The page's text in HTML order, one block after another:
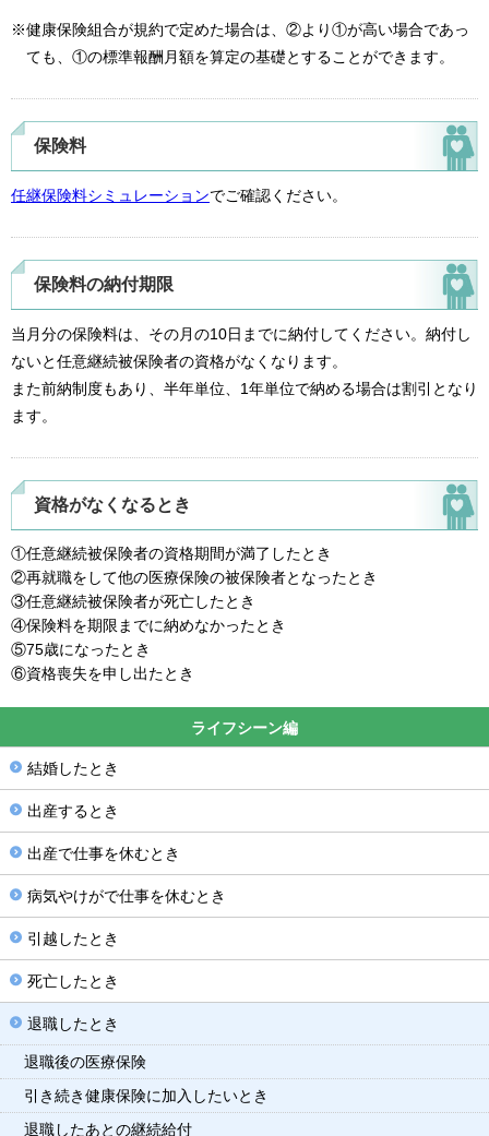
※健康保険組合が規約で定めた場合は、②より①が高い場合であっ
ても、①の標準報酬月額を算定の基礎とすることができます。
保険料
任継保険料シミュレーションでご確認ください。
保険料の納付期限
当月分の保険料は、その月の10日までに納付してください。納付し
ないと任意継続被保険者の資格がなくなります。
また前納制度もあり、半年単位、1年単位で納める場合は割引となり
ます。
資格がなくなるとき
①任意継続被保険者の資格期間が満了したとき
②再就職をして他の医療保険の被保険者となったとき
③任意継続被保険者が死亡したとき
④保険料を期限までに納めなかったとき
⑤75歳になったとき
⑥資格喪失を申し出たとき
ライフシーン編
結婚したとき
出産するとき
出産で仕事を休むとき
病気やけがで仕事を休むとき
引越したとき
死亡したとき
退職したとき
退職後の医療保険
引き続き健康保険に加入したいとき
退職したあとの継続給付